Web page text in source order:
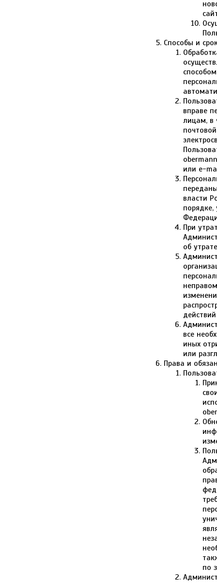
Способы и
вправе
лицам, в
или e-
власти
При
об
все
иных
или
Права и
по